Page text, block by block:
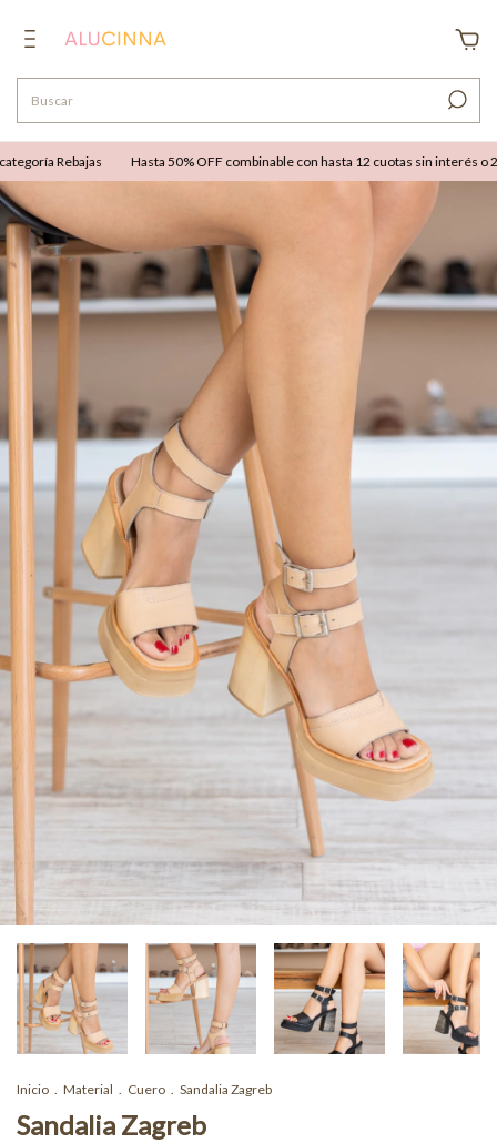
Rebajas Hasta 50% OFF combinable con hasta 12 cuotas sin interés o
Inicio . Material . Cuero . Sandalia Zagreb
Sandalia Zagreb